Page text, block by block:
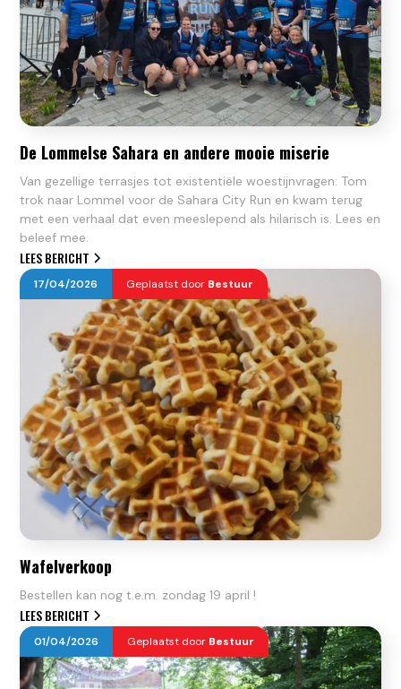
De Lommelse Sahara en andere mooie miserie
Van gezellige terrasjes tot existentiële woestijnvragen: Tom
trok naar Lommel voor de Sahara City Run en kwam terug
met een verhaal dat even meeslepend als hilarisch is. Lees en
beleef mee.
LEES BERICHT
17/04/2026 Geplaatst door Bestuur
Wafelverkoop
Bestellen kan nog t.e.m. zondag 19 april !
LEES BERICHT
01/04/2026 Geplaatst door Bestuur